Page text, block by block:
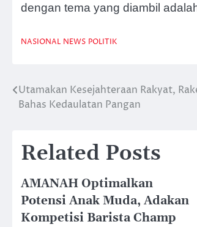
dengan tema yang diambil
NASIONAL NEWS POLITIK
Post
Utamakan Kesejahteraan Rakyat,
Bahas Kedaulatan Pangan
Related Posts
AMANAH Optimalkan
Potensi Anak Muda, Adakan
Kompetisi Barista Champ